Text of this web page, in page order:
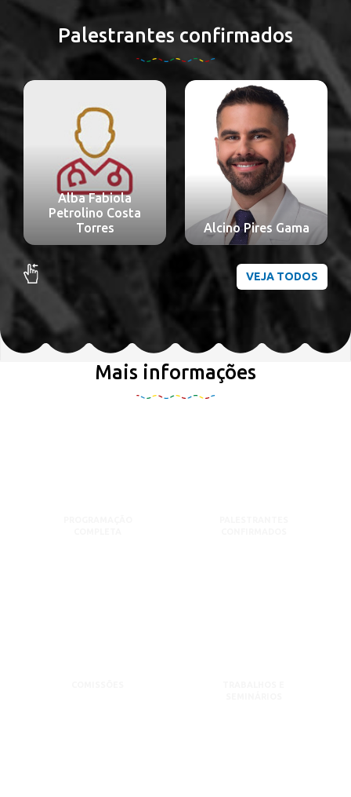
Palestrantes confirmados
Alba Fabiola
Petrolino Costa
Torres
Alcino Pires Gama
VEJA TODOS
Mais informações